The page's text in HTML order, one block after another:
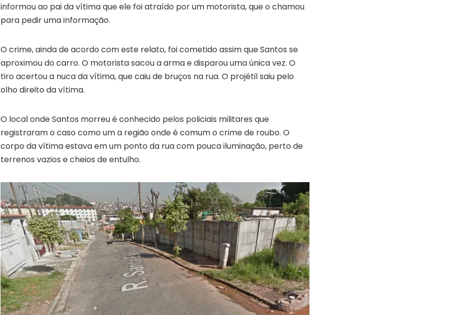
informou ao pai da vítima que ele foi atraído por um motorista, que o chamou
para pedir uma informação.
O crime, ainda de acordo com este relato, foi cometido assim que Santos se
aproximou do carro. O motorista sacou a arma e disparou uma única vez. O
tiro acertou a nuca da vítima, que caiu de bruços na rua. O projétil saiu pelo
olho direito da vítima.
O local onde Santos morreu é conhecido pelos policiais militares que
registraram o caso como um a região onde é comum o crime de roubo. O
corpo da vítima estava em um ponto da rua com pouca iluminação, perto de
terrenos vazios e cheios de entulho.